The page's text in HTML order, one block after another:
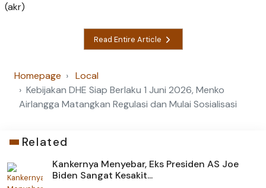
(akr)
Read Entire Article
Homepage
Local
Kebijakan DHE Siap Berlaku 1 Juni 2026, Menko
Airlangga Matangkan Regulasi dan Mulai Sosialisasi
Related
Kankernya Menyebar, Eks Presiden AS Joe
Biden Sangat Kesakit...